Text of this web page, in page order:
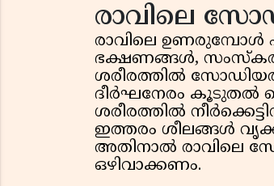
രാവിലെ
രാവിലെ ഉണരുമ്പോൾ
ഭക്ഷണങ്ങൾ,
ശരീരത്തിൽ
ദീർഘനേരം കൂടുതൽ
ശരീരത്തിൽ
ഇത്തരം ശീലങ്ങൾ
അതിനാൽ രാവിലെ
ഒഴിവാക്കണം.